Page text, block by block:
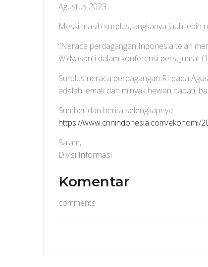
Agustus 2023.
Meski masih surplus, angkanya jauh lebih
“Neraca perdagangan Indonesia telah
Widyasanti dalam konferensi pers, Jumat
Surplus neraca perdagangan RI pada
adalah lemak dan minyak hewan nabati,
Sumber dan berita selengkapnya:
https://www.cnnindonesia.com/ekonomi/
Salam,
Divisi Informasi
Komentar
comments